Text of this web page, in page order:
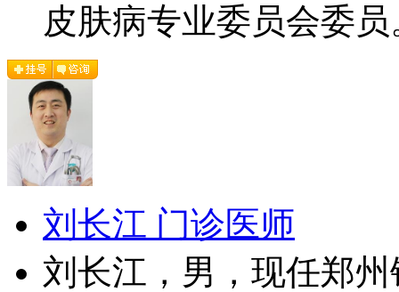
皮肤病专业委员会委
刘长江 门诊医师
刘长江，男，现任郑